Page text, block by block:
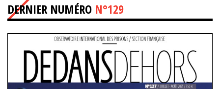
DERNIER NUMÉRO N°129